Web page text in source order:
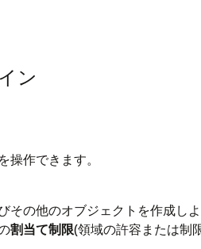
ン
作できます。
の他のオブジェクトを作成し
割当て制限(領域の許容または制